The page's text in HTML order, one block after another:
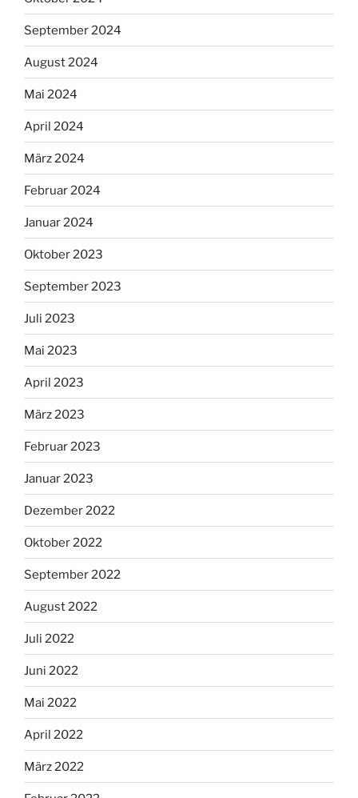
September 2024
August 2024
Mai 2024
April 2024
März 2024
Februar 2024
Januar 2024
Oktober 2023
September 2023
Juli 2023
Mai 2023
April 2023
März 2023
Februar 2023
Januar 2023
Dezember 2022
Oktober 2022
September 2022
August 2022
Juli 2022
Juni 2022
Mai 2022
April 2022
März 2022